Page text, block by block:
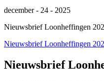
december - 24 - 2025
Nieuwsbrief Loonheffingen
Nieuwsbrief Loonheffingen
Nieuwsbrief